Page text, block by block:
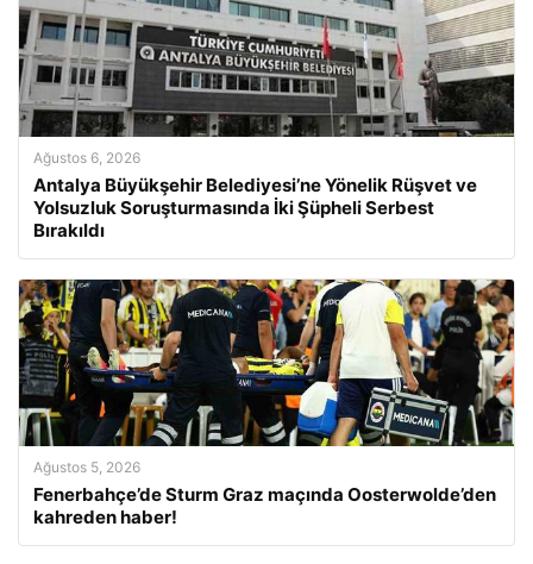
Ağustos 6, 2026
Antalya Büyükşehir Belediyesi’ne Yönelik Rüşvet ve
Yolsuzluk Soruşturmasında İki Şüpheli Serbest
Bırakıldı
Ağustos 5, 2026
Fenerbahçe’de Sturm Graz maçında Oosterwolde’den
kahreden haber!